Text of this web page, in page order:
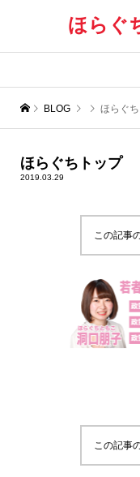
ほらぐ
BLOG ほらぐ
ほらぐちトップ
2019.03.29
この記事
この記事